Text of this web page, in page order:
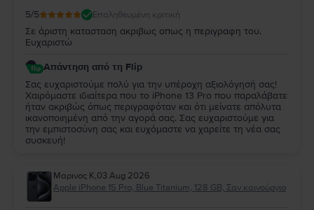
5/5 Επαληθευμένη κριτική
Σε άριστη κατασταση ακριβως οπως η περιγραφη του.
Ευχαριστώ
Απάντηση από τη Flip
Σας ευχαριστούμε πολύ για την υπέροχη αξιολόγησή σας!
Χαιρόμαστε ιδιαίτερα που το iPhone 13 Pro που παραλάβατε
ήταν ακριβώς όπως περιγραφόταν και ότι μείνατε απόλυτα
ικανοποιημένη από την αγορά σας. Σας ευχαριστούμε για
την εμπιστοσύνη σας και ευχόμαστε να χαρείτε τη νέα σας
συσκευή!
Μαρινος Κ,03 Aug 2026
Apple iPhone 15 Pro, Blue Titanium, 128 GB, Σαν καινούργιο